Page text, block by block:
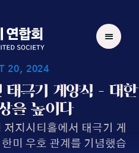
20, 2024
태극기 게양식 – 대한
을 높이다
지시티홀에서 태극기 게
미 우호 관계를 기념했습